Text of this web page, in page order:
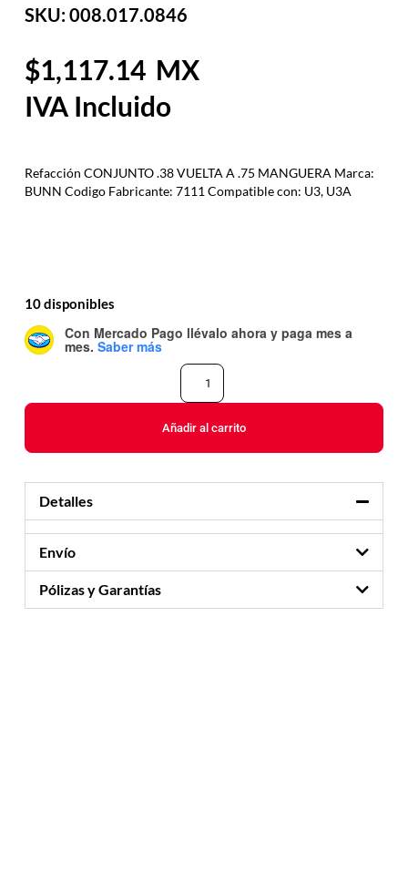
SKU: 008.017.0846
1,117.14
Refacción CONJUNTO .38 VUELTA A .75 MANGUERA Marca:
BUNN Codigo Fabricante: 7111 Compatible con: U3, U3A
10 disponibles
Con Mercado Pago llévalo ahora y paga mes a
mes. Saber más
Añadir al carrito
Detalles
Envío
Pólizas y Garantías